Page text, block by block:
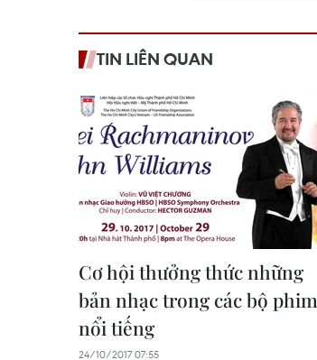
TIN LIÊN QUAN
Cơ hội thưởng thức những
bản nhạc trong các bộ phim
nổi tiếng
24/10/2017 07:55